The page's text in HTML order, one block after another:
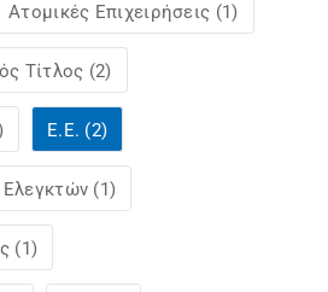
Ατομικές Επιχειρήσεις (1)
Τίτλος (2)
Ε.Ε. (2)
(1)
(1)